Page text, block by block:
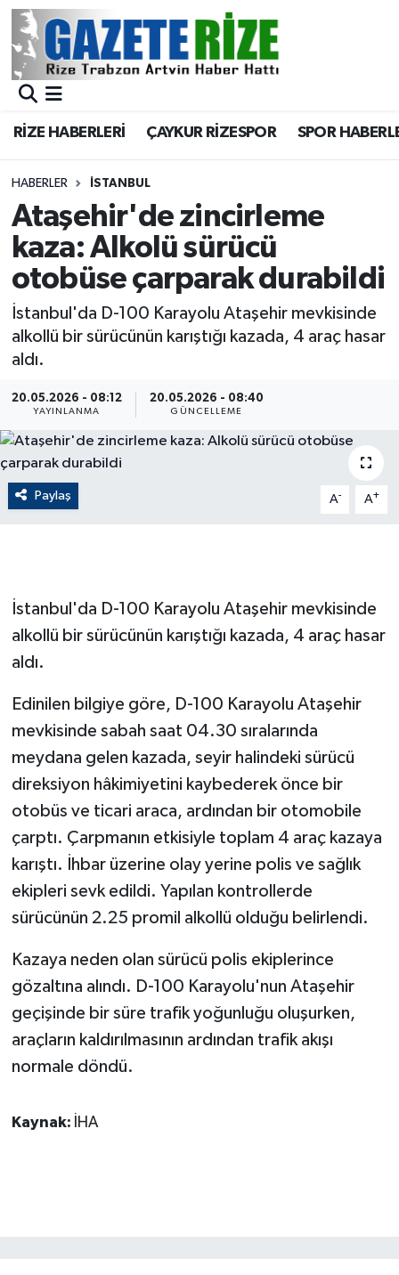
RİZE HABERLERİ ÇAYKUR RİZESPOR SPOR
HABERLER İSTANBUL
Ataşehir'de zincirleme
kaza: Alkolü sürücü
otobüse çarparak durabildi
İstanbul'da D-100 Karayolu Ataşehir mevkisinde
alkollü bir sürücünün karıştığı kazada, 4 araç hasar
aldı.
20.05.2026 - 08:12
YAYINLANMA
20.05.2026 - 08:40
GÜNCELLEME
Paylaş A- A+
İstanbul'da D-100 Karayolu Ataşehir mevkisinde
alkollü bir sürücünün karıştığı kazada, 4 araç hasar
aldı.
Edinilen bilgiye göre, D-100 Karayolu Ataşehir
mevkisinde sabah saat 04.30 sıralarında
meydana gelen kazada, seyir halindeki sürücü
direksiyon hâkimiyetini kaybederek önce bir
otobüs ve ticari araca, ardından bir otomobile
çarptı. Çarpmanın etkisiyle toplam 4 araç kazaya
karıştı. İhbar üzerine olay yerine polis ve sağlık
ekipleri sevk edildi. Yapılan kontrollerde
sürücünün 2.25 promil alkollü olduğu belirlendi.
Kazaya neden olan sürücü polis ekiplerince
gözaltına alındı. D-100 Karayolu'nun Ataşehir
geçişinde bir süre trafik yoğunluğu oluşurken,
araçların kaldırılmasının ardından trafik akışı
normale döndü.
Kaynak: İHA
BÖLGEMİZ
Asayiş
Rize Jandarma Komutanlığı
Bilim Teknoloji
Advertising news
EKONOMİ
Finans
Flaş Haber
Gayrimenkul
GENEL
GÜNDEM
İNSAN
İş Dünyası
Jandarma
Merkez Nöbetçi Eczaneler
Merkez Trafik Yoğunluk Haritası
Süper Lig Puan Durumu ve Fikstür
Tüm Manşetler
Son Dakika Haberleri
Haber Arşivi